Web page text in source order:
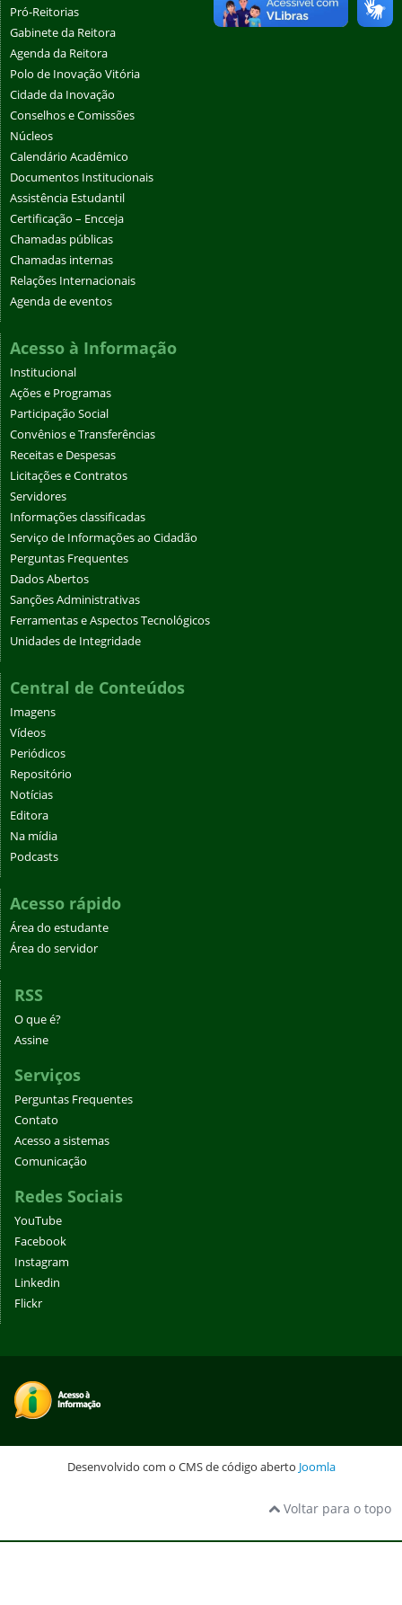
Pró-Reitorias
Gabinete da Reitora
Agenda da Reitora
Polo de Inovação Vitória
Cidade da Inovação
Conselhos e Comissões
Núcleos
Calendário Acadêmico
Documentos Institucionais
Assistência Estudantil
Certificação – Encceja
Chamadas públicas
Chamadas internas
Relações Internacionais
Agenda de eventos
Acesso à Informação
Institucional
Ações e Programas
Participação Social
Convênios e Transferências
Receitas e Despesas
Licitações e Contratos
Servidores
Informações classificadas
Serviço de Informações ao Cidadão
Perguntas Frequentes
Dados Abertos
Sanções Administrativas
Ferramentas e Aspectos Tecnológicos
Unidades de Integridade
Central de Conteúdos
Imagens
Vídeos
Periódicos
Repositório
Notícias
Editora
Na mídia
Podcasts
Acesso rápido
Área do estudante
Área do servidor
RSS
O que é?
Assine
Serviços
Perguntas Frequentes
Contato
Acesso a sistemas
Comunicação
Redes Sociais
YouTube
Facebook
Instagram
Linkedin
Flickr
Desenvolvido com o CMS de código aberto Joomla
Voltar para o topo